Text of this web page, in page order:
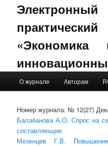
Электронный
«Экономика
Skip to primary content
Skip to secondary content
О журнале Авторам
Номер журнала: № 12(27)
Балабанова А.О. Спрос на
составляющие
Мезенцев Г.В.